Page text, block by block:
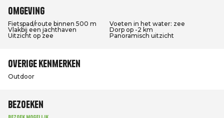
Omgeving
Fietspad/route binnen 500 m
Voeten in het water: zee
Vlakbij een jachthaven
Dorp op -2 km
Uitzicht op zee
Panoramisch uitzicht
Overige kenmerken
Outdoor
Bezoeken